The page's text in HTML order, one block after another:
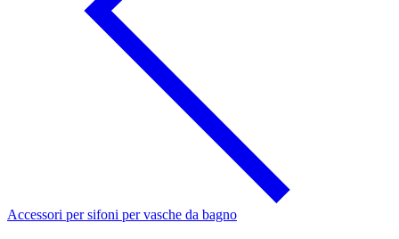
Accessori per sifoni per vasche da bagno